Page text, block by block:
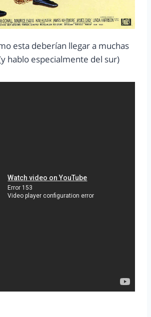
esta deberían llegar a muchas
hablo especialmente del sur)